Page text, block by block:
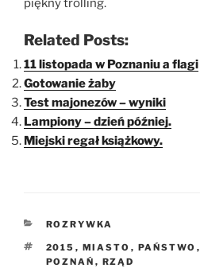
piękny trolling.
Related Posts:
11 listopada w Poznaniu a flagi
Gotowanie żaby
Test majonezów – wyniki
Lampiony – dzień później.
Miejski regał książkowy.
KATEGORIE
ROZRYWKA
TAGI
2015 , MIASTO , PAŃSTWO ,
POZNAŃ , RZĄD